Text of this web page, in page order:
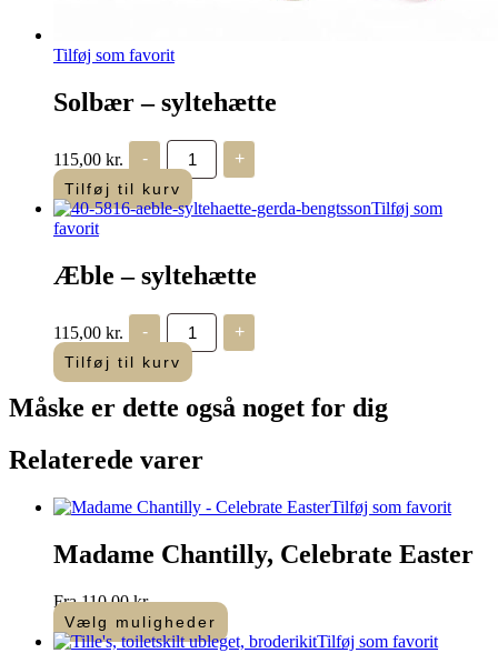
Tilføj som favorit
Solbær – syltehætte
115,00 kr. -
Solbær
–
syltehætte
antal
+
Tilføj til kurv
Tilføj som
favorit
Æble – syltehætte
115,00 kr. -
Æble
–
syltehætte
antal
+
Tilføj til kurv
Måske er dette også noget for dig
Relaterede varer
Tilføj som favorit
Madame Chantilly, Celebrate Easter
Fra110,00kr.
Vælg muligheder
Dette
Tilføj som favorit